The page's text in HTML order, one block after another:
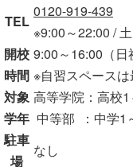
TEL
0120-919-439
※9:00～22:00 /
開校
時間
9:00～16:00（日
※自習スペース
対象
学年
高等学院：高校
中等部 ：中学1
駐車
場
なし